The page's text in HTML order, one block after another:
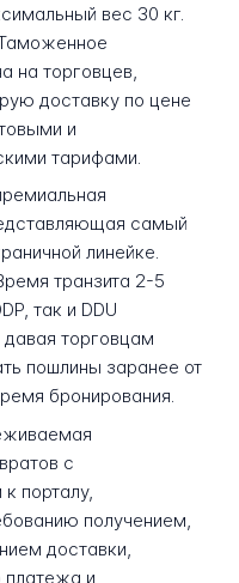
вес 30 кг.
на торговцев,
доставку по цене
и
тарифами.
самый
линейке.
транзита 2-5
так и DDU
торговцам
пошлины заранее от
бронирования.
с
порталу,
получением,
доставки,
и